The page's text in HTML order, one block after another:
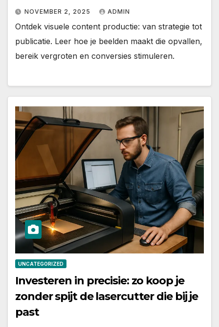
NOVEMBER 2, 2025 ADMIN
Ontdek visuele content productie: van strategie tot
publicatie. Leer hoe je beelden maakt die opvallen,
bereik vergroten en conversies stimuleren.
UNCATEGORIZED
Investeren in precisie: zo koop je
zonder spijt de lasercutter die bij je
past